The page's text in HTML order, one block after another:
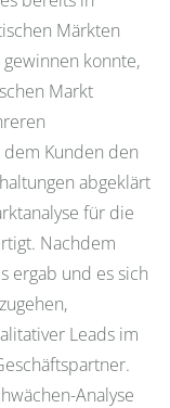
Märkten
konnte,
Markt
Kunden den
abgeklärt
für die
Nachdem
ergab und es sich
Leads im
Analyse